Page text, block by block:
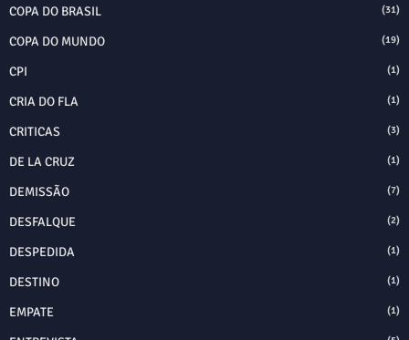
COPA DO BRASIL (31)
COPA DO MUNDO (19)
CPI (1)
CRIA DO FLA (1)
CRITICAS (3)
DE LA CRUZ (1)
DEMISSÃO (7)
DESFALQUE (2)
DESPEDIDA (1)
DESTINO (1)
EMPATE (1)